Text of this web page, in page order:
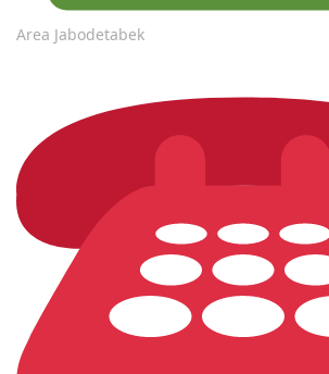
Area Jabodetabek